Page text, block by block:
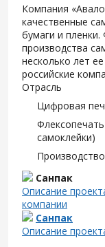
Компания
качественные
бумаги и
производства
несколько лет
российские
Отрасль
Цифровая
самоклейки)
Санпак
Описание
компании
Санпак
Описание